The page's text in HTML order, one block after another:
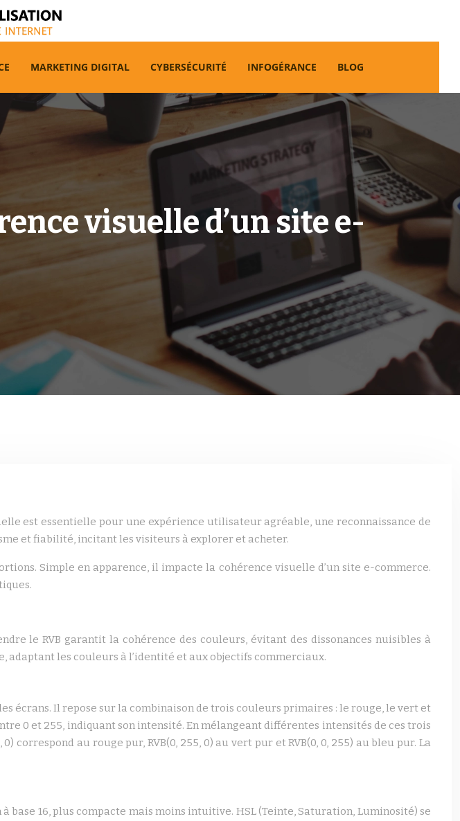
MARKETING DIGITAL CYBERSÉCURITÉ INFOGÉRANCE BLOG
visuelle d’un site e-
est essentielle pour une expérience utilisateur agréable, une reconnaissance de
et fiabilité, incitant les visiteurs à explorer et acheter.
Simple en apparence, il impacte la cohérence visuelle d’un site e-commerce.
le RVB garantit la cohérence des couleurs, évitant des dissonances nuisibles à
adaptant les couleurs à l’identité et aux objectifs commerciaux.
écrans. Il repose sur la combinaison de trois couleurs primaires : le rouge, le vert et
0 et 255, indiquant son intensité. En mélangeant différentes intensités de ces trois
correspond au rouge pur, RVB(0, 255, 0) au vert pur et RVB(0, 0, 255) au bleu pur. La
base 16, plus compacte mais moins intuitive. HSL (Teinte, Saturation, Luminosité) se